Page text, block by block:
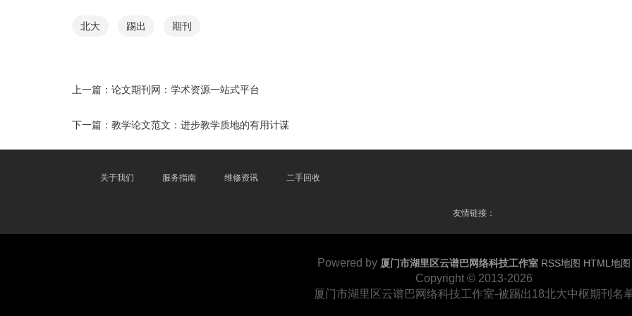
北大 踢出 期刊
上一篇： 论文期刊网：学术资源一站式平台
下一篇： 教学论文范文：进步教学质地的有用计谋
关于我们 服务指南 维修资讯 二手回收
友情链接：
Powered by 厦门市湖里区云谱巴网络科技工作室 RSS地图 HTML地图
Copyright © 2013-2026
厦门市湖里区云谱巴网络科技工作室-被踢出18北大中枢期刊名